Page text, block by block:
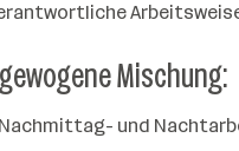
Mischung:
und